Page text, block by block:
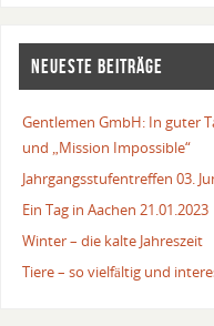
NEUESTE BEITRÄGE
Gentlemen GmbH: In guter
und „Mission Impossible“
Jahrgangsstufentreffen 03.
Ein Tag in Aachen 21.01.2023
Winter – die kalte Jahreszeit
Tiere – so vielfältig und